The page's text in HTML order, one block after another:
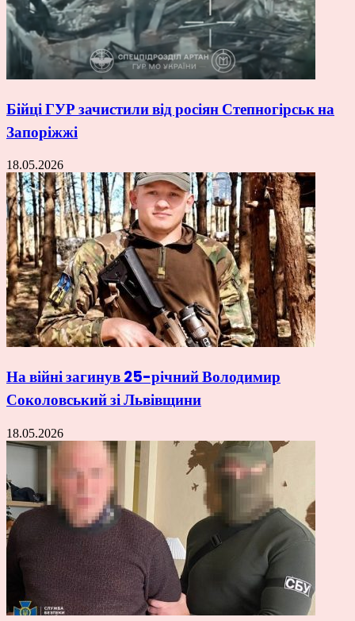
Бійці ГУР зачистили від росіян Степногірськ на
Запоріжжі
18.05.2026
На війні загинув 25-річний Володимир
Соколовський зі Львівщини
18.05.2026